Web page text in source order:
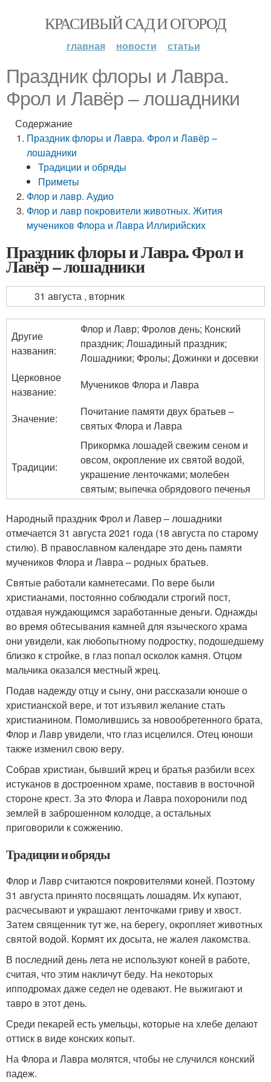
КРАСИВЫЙ САД И ОГОРОД
главная новости статьи
Праздник флоры и Лавра.
Фрол и Лавёр – лошадники
Содержание
Праздник флоры и Лавра. Фрол и Лавёр –
лошадники
Традиции и обряды
Приметы
Флор и лавр. Аудио
Флор и лавр покровители животных. Жития
мучеников Флора и Лавра Иллирийских
Праздник флоры и Лавра. Фрол и
Лавёр – лошадники
31 августа , вторник
Другие
названия:
Флор и Лавр; Фролов день; Конский
праздник; Лошадиный праздник;
Лошадники; Фролы; Дожинки и досевки
Церковное
название:
Мучеников Флора и Лавра
Значение:
Почитание памяти двух братьев –
святых Флора и Лавра
Традиции:
Прикормка лошадей свежим сеном и
овсом, окропление их святой водой,
украшение ленточками; молебен
святым; выпечка обрядового печенья
Народный праздник Фрол и Лавер – лошадники
отмечается 31 августа 2021 года (18 августа по старому
стилю). В православном календаре это день памяти
мучеников Флора и Лавра – родных братьев.
Святые работали камнетесами. По вере были
христианами, постоянно соблюдали строгий пост,
отдавая нуждающимся заработанные деньги. Однажды
во время обтесывания камней для языческого храма
они увидели, как любопытному подростку, подошедшему
близко к стройке, в глаз попал осколок камня. Отцом
мальчика оказался местный жрец.
Подав надежду отцу и сыну, они рассказали юноше о
христианской вере, и тот изъявил желание стать
христианином. Помолившись за новообретенного брата,
Флор и Лавр увидели, что глаз исцелился. Отец юноши
также изменил свою веру.
Собрав христиан, бывший жрец и братья разбили всех
истуканов в достроенном храме, поставив в восточной
стороне крест. За это Флора и Лавра похоронили под
землей в заброшенном колодце, а остальных
приговорили к сожжению.
Традиции и обряды
Флор и Лавр считаются покровителями коней. Поэтому
31 августа принято посвящать лошадям. Их купают,
расчесывают и украшают ленточками гриву и хвост.
Затем священник тут же, на берегу, окропляет животных
святой водой. Кормят их досыта, не жалея лакомства.
В последний день лета не используют коней в работе,
считая, что этим накличут беду. На некоторых
ипподромах даже седел не одевают. Не выжигают и
тавро в этот день.
Среди пекарей есть умельцы, которые на хлебе делают
оттиск в виде конских копыт.
На Флора и Лавра молятся, чтобы не случился конский
падеж.